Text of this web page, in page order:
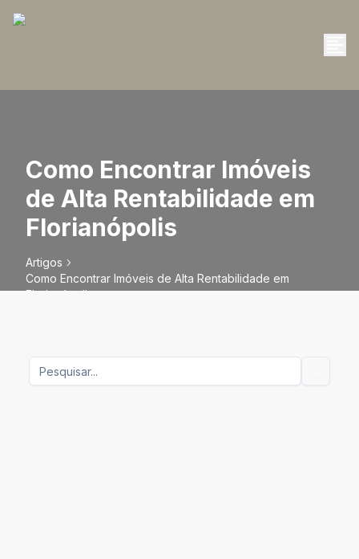
Como Encontrar Imóveis
de Alta Rentabilidade em
Florianópolis
Artigos
Como Encontrar Imóveis de Alta Rentabilidade em
Florianópolis